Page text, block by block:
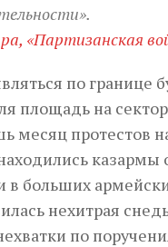
«Партизанская
по границе
площадь на
месяц протестов
в больших
нехитрая
по